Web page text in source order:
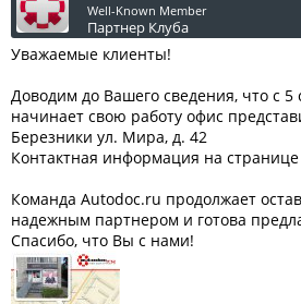
Well-Known Member
Партнер Клуба
Уважаемые клиенты!
Доводим до Вашего сведения, что с 5
начинает свою работу офис
Березники ул. Мира, д. 42
Контактная информация на странице
Команда Autodoc.ru продолжает
надежным партнером и готова
Спасибо, что Вы с нами!